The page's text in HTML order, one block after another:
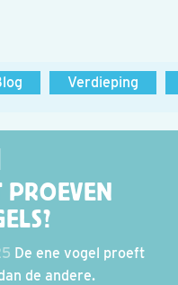
Verdieping
PROEVEN
De ene vogel proeft
de andere.